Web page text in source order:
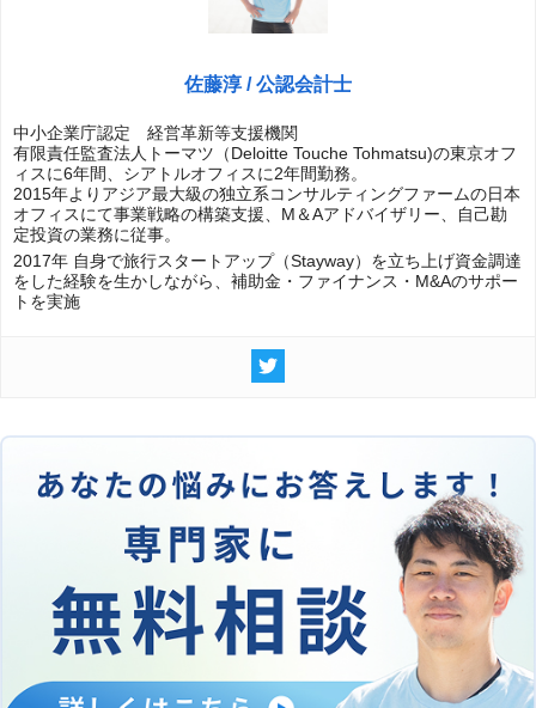
佐藤淳 / 公認会計士
中小企業庁認定 経営革新等支援機関
有限責任監査法人トーマツ（Deloitte Touche Tohmatsu)の東京オフ
ィスに6年間、シアトルオフィスに2年間勤務。
2015年よりアジア最大級の独立系コンサルティングファームの日本
オフィスにて事業戦略の構築支援、M＆Aアドバイザリー、自己勘
定投資の業務に従事。
2017年 自身で旅行スタートアップ（Stayway）を立ち上げ資金調達
をした経験を生かしながら、補助金・ファイナンス・M&Aのサポー
トを実施